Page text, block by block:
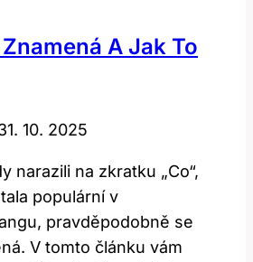
A Jak To
10. 2025
narazili na zkratku „Co“,
populární v
pravděpodobně se
V tomto článku vám